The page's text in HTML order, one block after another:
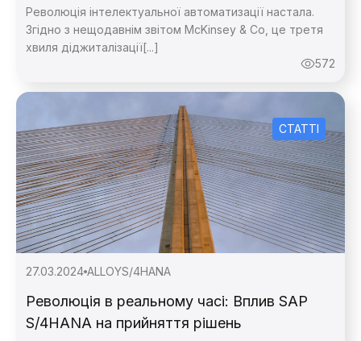
Революція інтелектуальної автоматизації настала.
Згідно з нещодавнім звітом McKinsey & Co, це третя
хвиля діджиталізації[...]
572
СТАТТІ
27.03.2024 ALLOYS/4HANA
Революція в реальному часі: Вплив SAP
S/4HANA на прийняття рішень